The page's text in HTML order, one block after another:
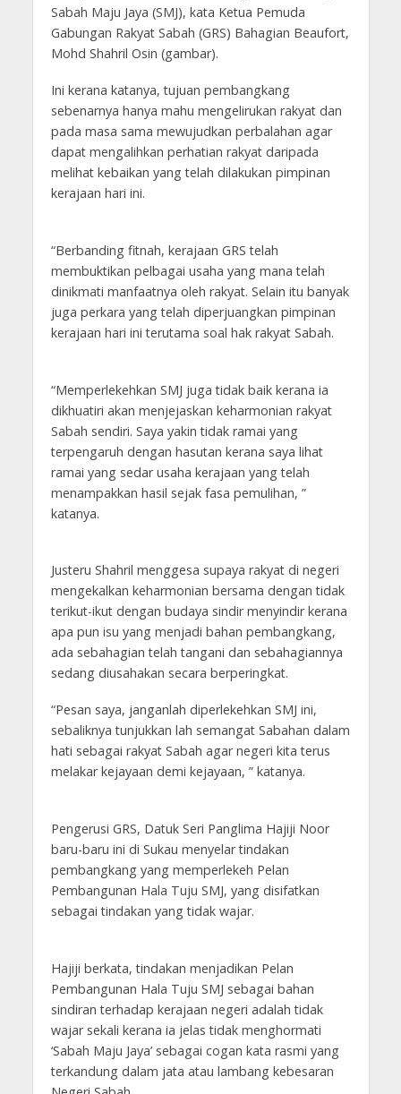
Sabah Maju Jaya (SMJ), kata Ketua Pemuda
Gabungan Rakyat Sabah (GRS) Bahagian Beaufort,
Mohd Shahril Osin (gambar).
Ini kerana katanya, tujuan pembangkang
sebenarnya hanya mahu mengelirukan rakyat dan
pada masa sama mewujudkan perbalahan agar
dapat mengalihkan perhatian rakyat daripada
melihat kebaikan yang telah dilakukan pimpinan
kerajaan hari ini.
“Berbanding fitnah, kerajaan GRS telah
membuktikan pelbagai usaha yang mana telah
dinikmati manfaatnya oleh rakyat. Selain itu banyak
juga perkara yang telah diperjuangkan pimpinan
kerajaan hari ini terutama soal hak rakyat Sabah.
“Memperlekehkan SMJ juga tidak baik kerana ia
dikhuatiri akan menjejaskan keharmonian rakyat
Sabah sendiri. Saya yakin tidak ramai yang
terpengaruh dengan hasutan kerana saya lihat
ramai yang sedar usaha kerajaan yang telah
menampakkan hasil sejak fasa pemulihan, ”
katanya.
Justeru Shahril menggesa supaya rakyat di negeri
mengekalkan keharmonian bersama dengan tidak
terikut-ikut dengan budaya sindir menyindir kerana
apa pun isu yang menjadi bahan pembangkang,
ada sebahagian telah tangani dan sebahagiannya
sedang diusahakan secara berperingkat.
“Pesan saya, janganlah diperlekehkan SMJ ini,
sebaliknya tunjukkan lah semangat Sabahan dalam
hati sebagai rakyat Sabah agar negeri kita terus
melakar kejayaan demi kejayaan, ” katanya.
Pengerusi GRS, Datuk Seri Panglima Hajiji Noor
baru-baru ini di Sukau menyelar tindakan
pembangkang yang memperlekeh Pelan
Pembangunan Hala Tuju SMJ, yang disifatkan
sebagai tindakan yang tidak wajar.
Hajiji berkata, tindakan menjadikan Pelan
Pembangunan Hala Tuju SMJ sebagai bahan
sindiran terhadap kerajaan negeri adalah tidak
wajar sekali kerana ia jelas tidak menghormati
‘Sabah Maju Jaya’ sebagai cogan kata rasmi yang
terkandung dalam jata atau lambang kebesaran